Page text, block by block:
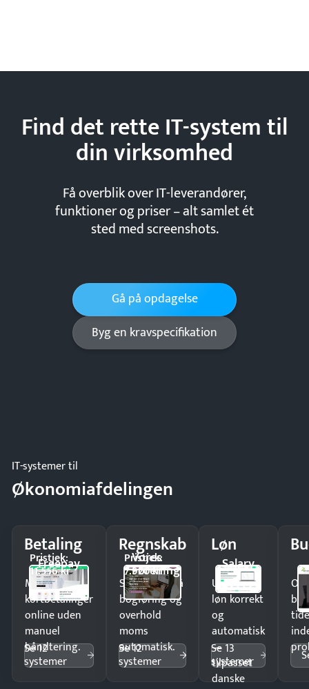
Find det rette IT-system til
dinvirksomhed
Få overblik over IT-leverandører,
funktioner og priser – alt samlet ét
sted med screenshots.
Gå på opdagelse
Byg en kravspecifikation
IT-systemer til
Økonomiafdelingen
Betaling
Freepay
Pristjek:
11.556 kr
Modtag
kortbetalinger
online uden
manuel
håndtering.
Se 12
systemer
Regnskab
Vores
Forening
Pristjek:
7.920 kr
Spar timer på
bogføring og
overhold
moms
automatisk.
Se 12
systemer
Løn
Salary
Udbetal
løn korrekt
og
automatisk
—
tilpasset
danske
Se 13
systemer